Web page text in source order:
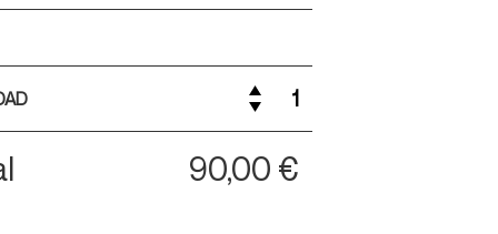
90,00 €